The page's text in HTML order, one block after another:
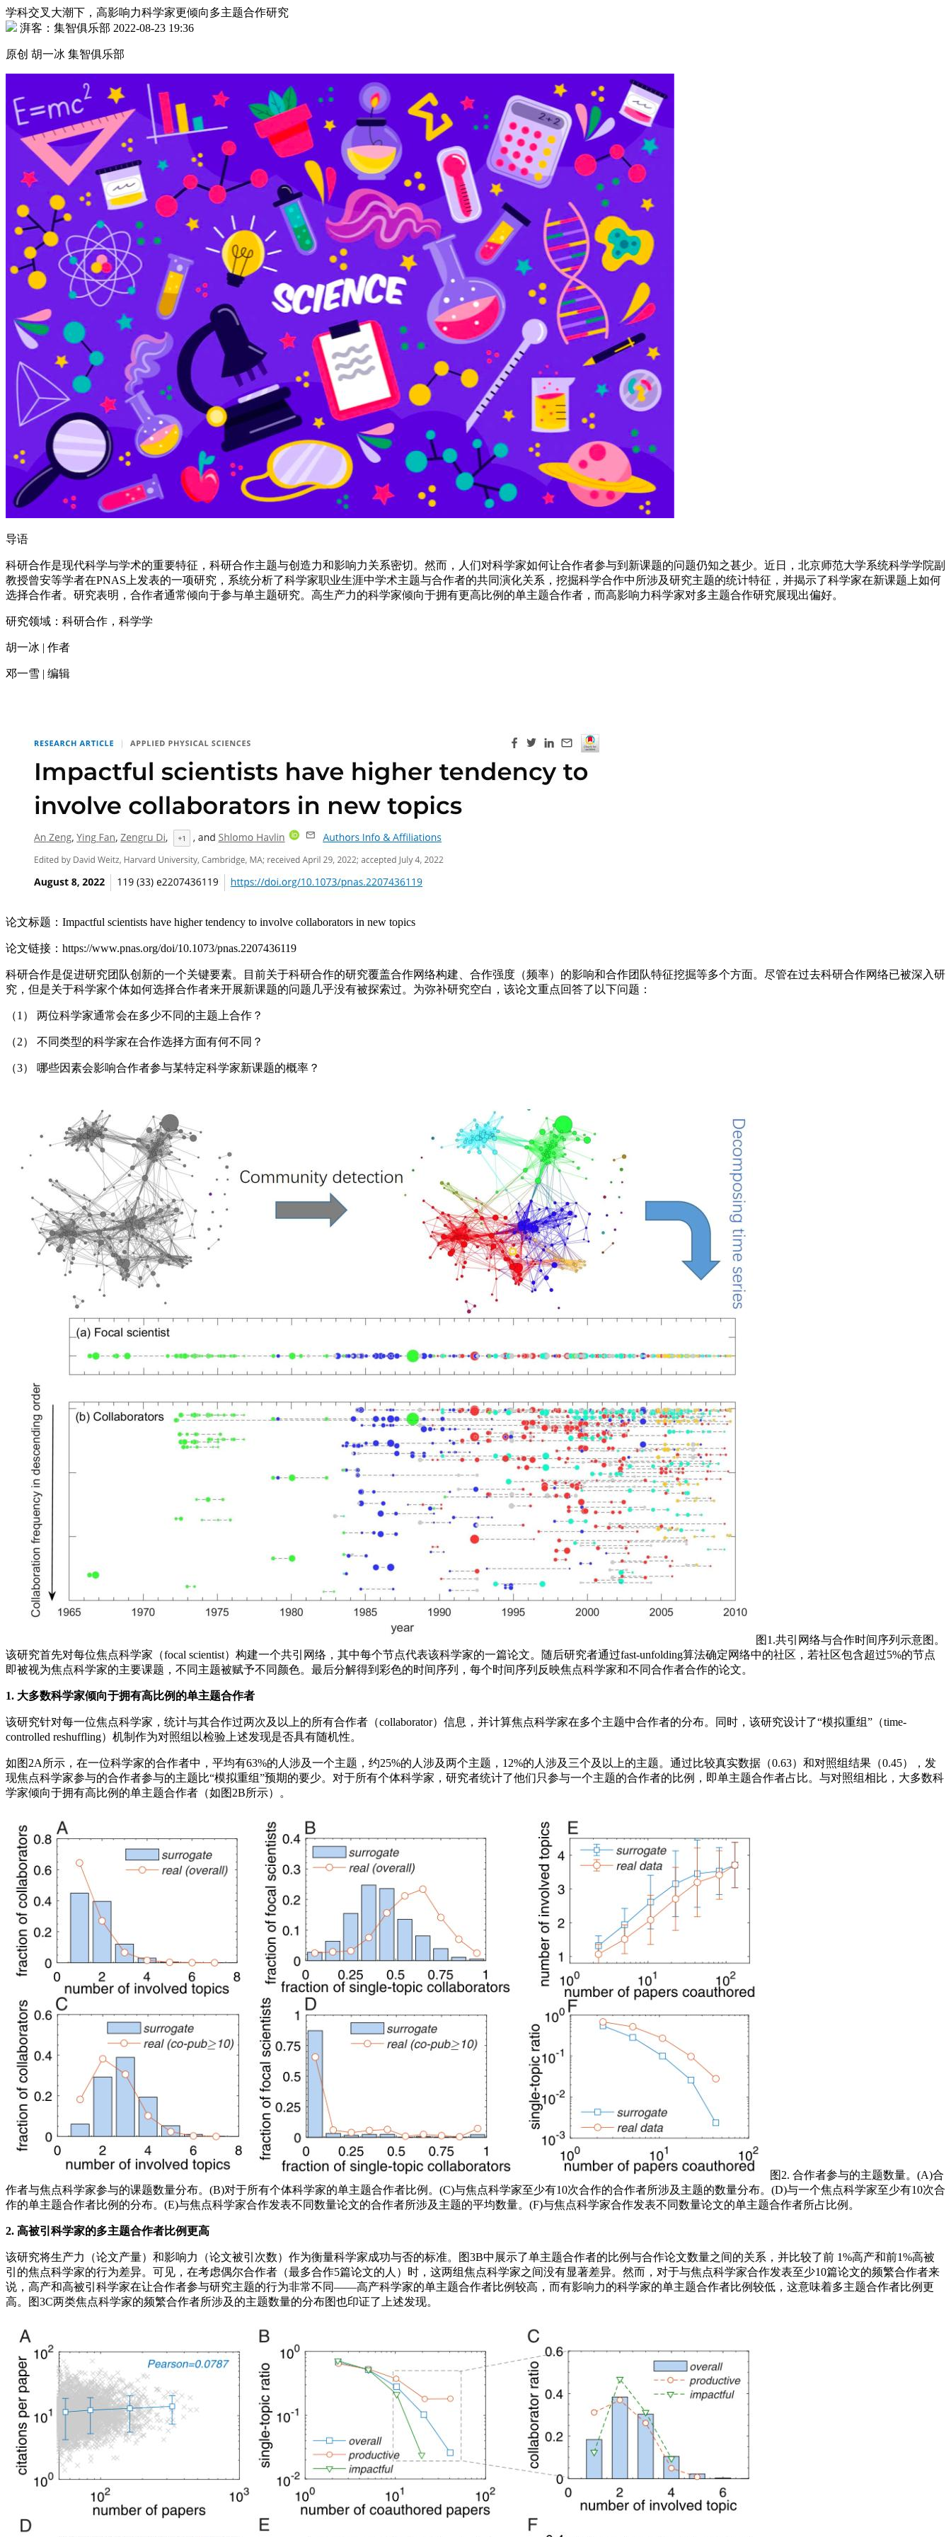
学科交叉大潮下，高影响力科学家更倾向多主题合作研究
湃客：集智俱乐部 2022-08-23 19:36
原创 胡一冰 集智俱乐部
导语
科研合作是现代科学与学术的重要特征，科研合作主题与创造力和影响力关系密切。然而，人们对科学家如何让合作者参与到新课题的问题仍知之甚少。近日，北京师范大学系统科学学院副
教授曾安等学者在PNAS上发表的一项研究，系统分析了科学家职业生涯中学术主题与合作者的共同演化关系，挖掘科学合作中所涉及研究主题的统计特征，并揭示了科学家在新课题上如何
选择合作者。研究表明，合作者通常倾向于参与单主题研究。高生产力的科学家倾向于拥有更高比例的单主题合作者，而高影响力科学家对多主题合作研究展现出偏好。
研究领域：科研合作，科学学
胡一冰 | 作者
邓一雪 | 编辑
论文标题：Impactful scientists have higher tendency to involve collaborators in new topics
论文链接：https://www.pnas.org/doi/10.1073/pnas.2207436119
科研合作是促进研究团队创新的一个关键要素。目前关于科研合作的研究覆盖合作网络构建、合作强度（频率）的影响和合作团队特征挖掘等多个方面。尽管在过去科研合作网络已被深入研
究，但是关于科学家个体如何选择合作者来开展新课题的问题几乎没有被探索过。为弥补研究空白，该论文重点回答了以下问题：
（1） 两位科学家通常会在多少不同的主题上合作？
（2） 不同类型的科学家在合作选择方面有何不同？
（3） 哪些因素会影响合作者参与某特定科学家新课题的概率？
图1.共引网络与合作时间序列示意图。
该研究首先对每位焦点科学家（focal scientist）构建一个共引网络，其中每个节点代表该科学家的一篇论文。随后研究者通过fast-unfolding算法确定网络中的社区，若社区包含超过5%的节点
即被视为焦点科学家的主要课题，不同主题被赋予不同颜色。最后分解得到彩色的时间序列，每个时间序列反映焦点科学家和不同合作者合作的论文。
1. 大多数科学家倾向于拥有高比例的单主题合作者
该研究针对每一位焦点科学家，统计与其合作过两次及以上的所有合作者（collaborator）信息，并计算焦点科学家在多个主题中合作者的分布。同时，该研究设计了“模拟重组”（time-
controlled reshuffling）机制作为对照组以检验上述发现是否具有随机性。
如图2A所示，在一位科学家的合作者中，平均有63%的人涉及一个主题，约25%的人涉及两个主题，12%的人涉及三个及以上的主题。通过比较真实数据（0.63）和对照组结果（0.45），发
现焦点科学家参与的合作者参与的主题比“模拟重组”预期的要少。对于所有个体科学家，研究者统计了他们只参与一个主题的合作者的比例，即单主题合作者占比。与对照组相比，大多数科
学家倾向于拥有高比例的单主题合作者（如图2B所示）。
图2. 合作者参与的主题数量。(A)合
作者与焦点科学家参与的课题数量分布。(B)对于所有个体科学家的单主题合作者比例。(C)与焦点科学家至少有10次合作的合作者所涉及主题的数量分布。(D)与一个焦点科学家至少有10次合
作的单主题合作者比例的分布。(E)与焦点科学家合作发表不同数量论文的合作者所涉及主题的平均数量。(F)与焦点科学家合作发表不同数量论文的单主题合作者所占比例。
2. 高被引科学家的多主题合作者比例更高
该研究将生产力（论文产量）和影响力（论文被引次数）作为衡量科学家成功与否的标准。图3B中展示了单主题合作者的比例与合作论文数量之间的关系，并比较了前 1%高产和前1%高被
引的焦点科学家的行为差异。可见，在考虑偶尔合作者（最多合作5篇论文的人）时，这两组焦点科学家之间没有显著差异。然而，对于与焦点科学家合作发表至少10篇论文的频繁合作者来
说，高产和高被引科学家在让合作者参与研究主题的行为非常不同——高产科学家的单主题合作者比例较高，而有影响力的科学家的单主题合作者比例较低，这意味着多主题合作者比例更
高。图3C两类焦点科学家的频繁合作者所涉及的主题数量的分布图也印证了上述发现。